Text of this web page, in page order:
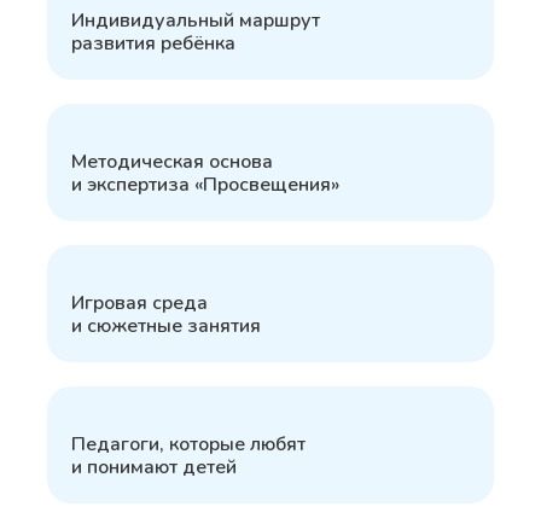
Индивидуальный маршрут
развития ребёнка
Методическая основа
и экспертиза «Просвещения»
Игровая среда
и сюжетные занятия
Педагоги, которые любят
и понимают детей